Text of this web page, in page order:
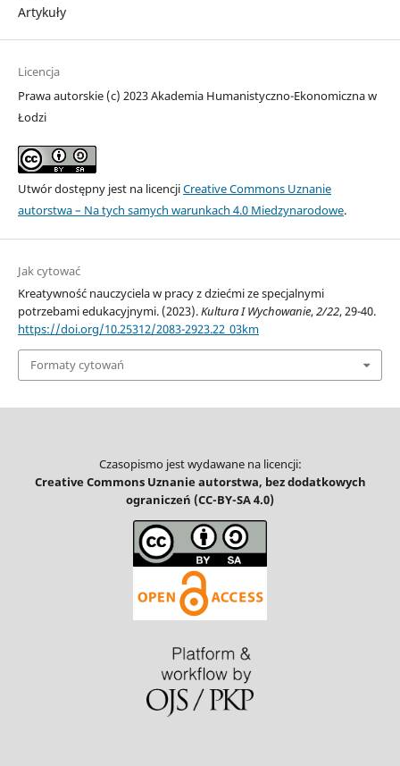
Artykuły
Licencja
Prawa autorskie (c) 2023 Akademia Humanistyczno-Ekonomiczna w
Łodzi
Utwór dostępny jest na licencjiCreative Commons Uznanie
autorstwa – Na tych samych warunkach 4.0 Miedzynarodowe.
Jak cytować
Kreatywność nauczyciela w pracy z dziećmi ze specjalnymi
potrzebami edukacyjnymi. (2023).Kultura I Wychowanie,2/22, 29-40.
https://doi.org/10.25312/2083-2923.22_03km
Formaty cytowań
Czasopismo jest wydawane na licencji:
Creative Commons Uznanie autorstwa, bez dodatkowych
ograniczeń (CC-BY-SA 4.0)